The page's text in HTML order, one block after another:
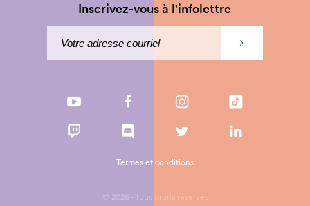
Inscrivez-vous à l'infolettre
© 2026 - Tous droits réservés
Termes et conditions